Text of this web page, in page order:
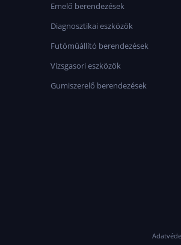
amely jelentősen lerövidítheti az
Emelő berendezések
Diagnosztikai eszközök
Futóműállító berendezések
Vizsgasori eszközök
Gumiszerelő berendezések